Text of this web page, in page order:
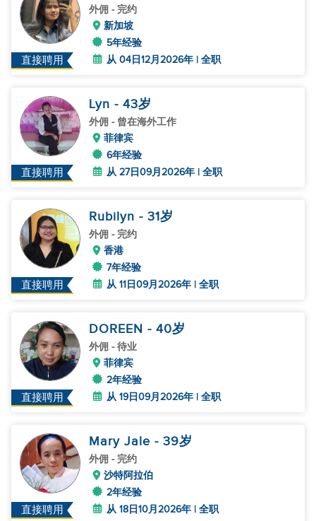
直接聘用
外佣 - 完约
新加坡
5年经验
从 04日12月2026年 | 全职
直接聘用
Lyn - 43岁
外佣 - 曾在海外工作
菲律宾
6年经验
从 27日09月2026年 | 全职
直接聘用
Rubilyn - 31岁
外佣 - 完约
香港
7年经验
从 11日09月2026年 | 全职
直接聘用
DOREEN - 40岁
外佣 - 待业
菲律宾
2年经验
从 19日09月2026年 | 全职
直接聘用
Mary Jale - 39岁
外佣 - 完约
沙特阿拉伯
2年经验
从 18日10月2026年 | 全职